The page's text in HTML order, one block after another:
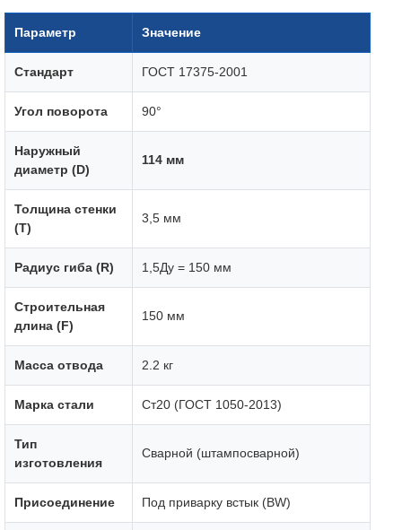
Параметр Значение
Стандарт ГОСТ 17375-2001
Угол поворота 90°
Наружный
диаметр (D)
114 мм
Толщина стенки
(T)
3,5 мм
Радиус гиба (R) 1,5Ду = 150 мм
Строительная
длина (F)
150 мм
Масса отвода 2.2 кг
Марка стали Ст20 (ГОСТ 1050-2013)
Тип
изготовления
Сварной (штампосварной)
Присоединение Под приварку встык (BW)